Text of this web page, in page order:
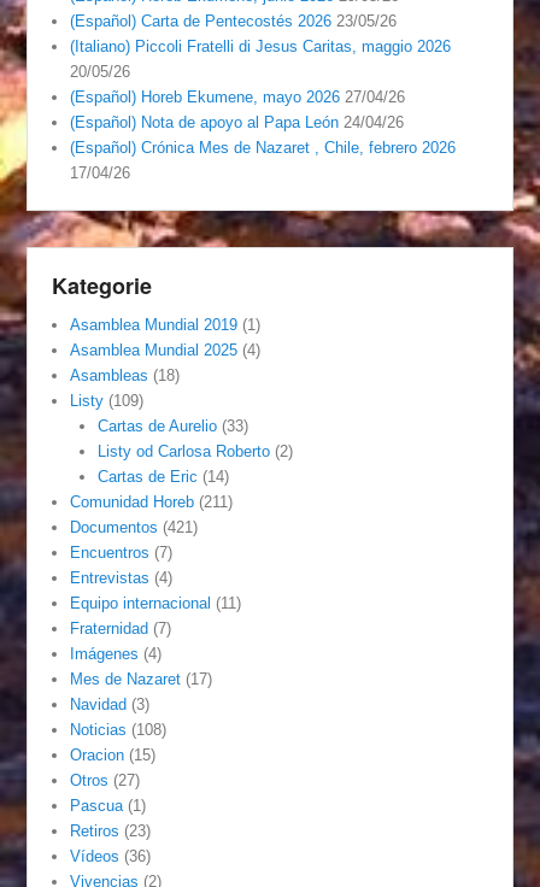
(Español) Carta de Pentecostés 2026 23/05/26
(Italiano) Piccoli Fratelli di Jesus Caritas, maggio 2026
20/05/26
(Español) Horeb Ekumene, mayo 2026 27/04/26
(Español) Nota de apoyo al Papa León 24/04/26
(Español) Crónica Mes de Nazaret , Chile, febrero 2026
17/04/26
Kategorie
Asamblea Mundial 2019 (1)
Asamblea Mundial 2025 (4)
Asambleas (18)
Listy (109)
Cartas de Aurelio(33)
Listy od Carlosa Roberto(2)
Cartas de Eric (14)
Comunidad Horeb (211)
Documentos (421)
Encuentros (7)
Entrevistas (4)
Equipo internacional (11)
Fraternidad (7)
Imágenes (4)
Mes de Nazaret (17)
Navidad (3)
Noticias (108)
Oracion (15)
Otros (27)
Pascua (1)
Retiros (23)
Vídeos (36)
Vivencias (2)